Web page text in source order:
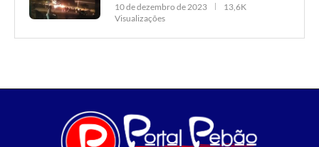
10 de dezembro de 2023
13,6K
Visualizações